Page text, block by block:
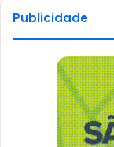
Publicidade